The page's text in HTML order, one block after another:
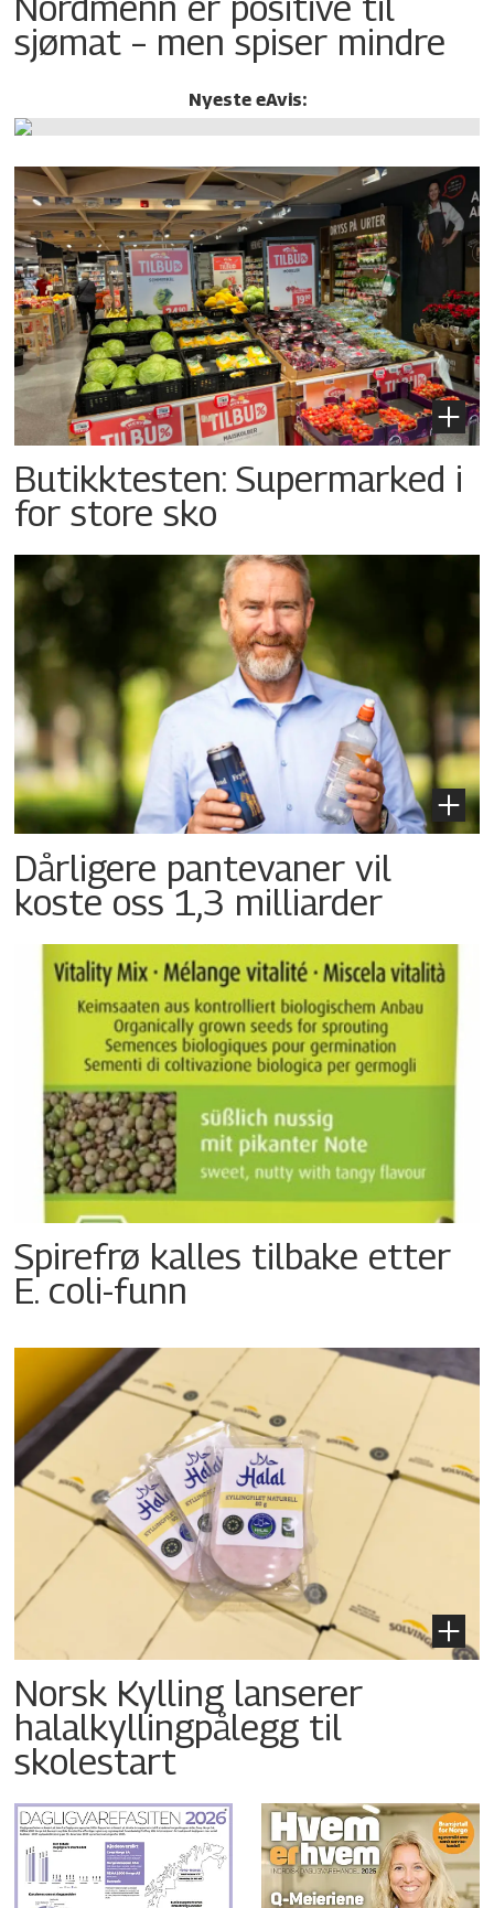
sjømat – men spiser mindre
Nyeste eAvis:
Butikktesten: Supermarked i
for store sko
Dårligere pantevaner vil
koste oss 1,3 milliarder
Spirefrø kalles tilbake etter
E. coli-funn
Norsk Kylling lanserer
halalkyllingpålegg til
skolestart